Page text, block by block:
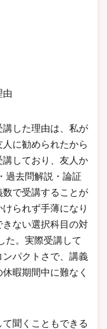
由
した理由は、私が
に勧められたから
しており、友人か
過去問解説・論証
で受講することが
られず手薄になり
ない選択科目の対
た。実際受講して
パクトさで、講義
暇期間中に難なく
聞くこともできる